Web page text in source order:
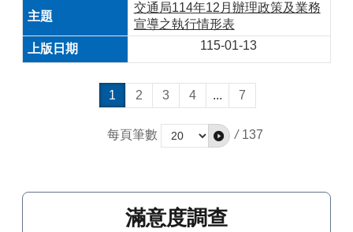
交通局114年12月辦理政策及業務
宣導之執行情形表
115-01-13
1 2 3 4 ... 7
每頁筆數 / 137
滿意度調查